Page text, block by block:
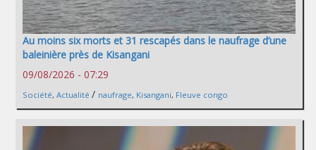
Au moins six morts et 31 rescapés dans le naufrage d’une
baleinière près de Kisangani
09/08/2026 - 07:29
Société, Actualité / naufrage, Kisangani, Fleuve congo